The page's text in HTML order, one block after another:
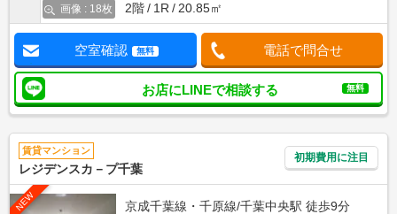
画像 : 18枚
2階
1R 20.85㎡
空室確認 無料 電話で問合せ
お店にLINEで相談する 無料
賃貸マンション
レジデンスカ－プ千葉
初期費用に注目
NEW
京成千葉線・千原線/千葉中央駅 徒歩9分